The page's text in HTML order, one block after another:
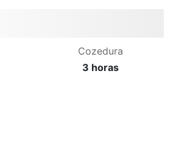
Cozedura
3 horas